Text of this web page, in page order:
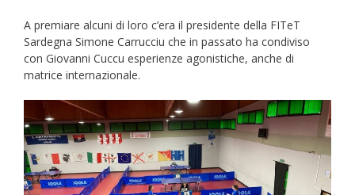
A premiare alcuni di loro c’era il presidente della FITeT
Sardegna Simone Carrucciu che in passato ha condiviso
con Giovanni Cuccu esperienze agonistiche, anche di
matrice internazionale.